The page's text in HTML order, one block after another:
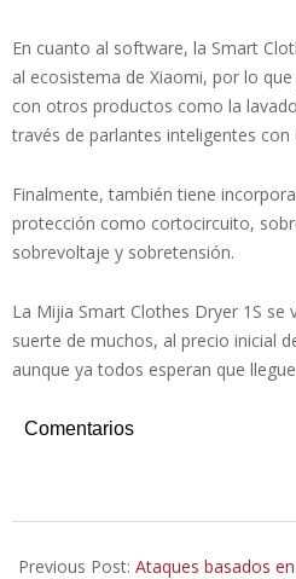
En cuanto al software, la Smart
al ecosistema de Xiaomi, por lo
con otros productos como la
través de parlantes inteligentes
Finalmente, también tiene
protección como cortocircuito,
sobrevoltaje y sobretensión.
La Mijia Smart Clothes Dryer 1S se
suerte de muchos, al precio inicial
aunque ya todos esperan que
Comentarios
04-
Previous Post: Ataques basados